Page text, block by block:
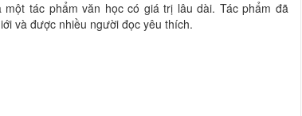
tác phẩm văn học có giá trị lâu dài. Tác phẩm đã
và được nhiều người đọc yêu thích.